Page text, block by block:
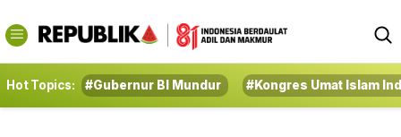
Hot Topics: #Gubernur BI Mundur #Kongres Umat Islam